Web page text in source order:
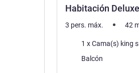
Habitación Deluxe
3 pers. máx. 42
Ropa de cama
1 x Cama(s) king
Assets :Balcón